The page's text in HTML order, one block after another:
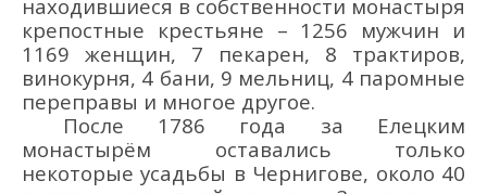
находившиеся в собственности монастыря
крепостные крестьяне – 1256 мужчин и
1169 женщин, 7 пекарен, 8 трактиров,
винокурня, 4 бани, 9 мельниц, 4 паромные
переправы и многое другое.
После 1786 года за Елецким
монастырём оставались только
некоторые усадьбы в Чернигове, около 40